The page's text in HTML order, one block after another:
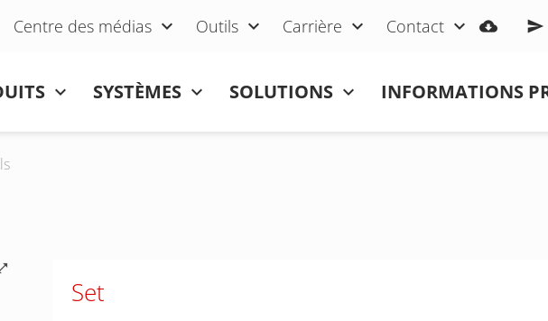
Aller au contenu
Centre des médias Outils Carrière Contact
SYSTÈMES SOLUTIONS INFORMATIONS
Set